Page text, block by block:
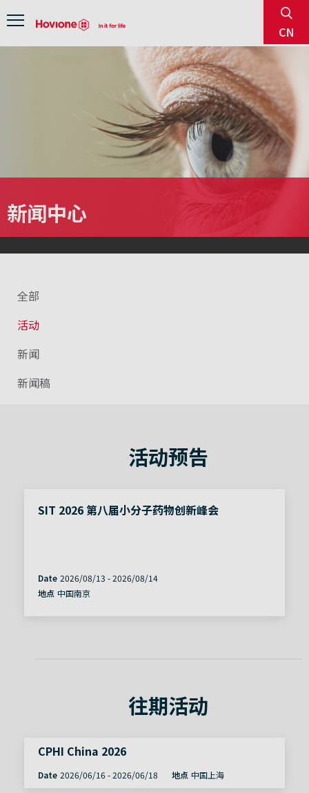
CN
Menu
新闻中心
全部
活动
新闻
新闻稿
活动预告
SIT 2026 第八届小分子药物创新峰会
Date 2026/08/13 -2026/08/14
地点 中国南京
往期活动
CPHI China 2026
Date 2026/06/16 -2026/06/18 地点 中国上海